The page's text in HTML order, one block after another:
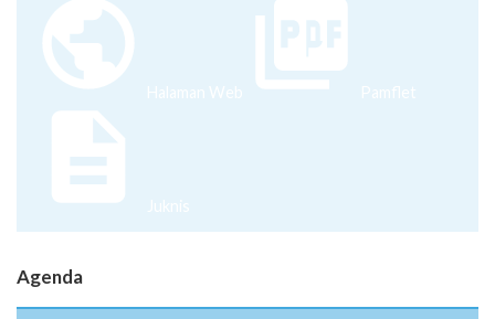
Halaman Web Pamflet
Juknis
Agenda